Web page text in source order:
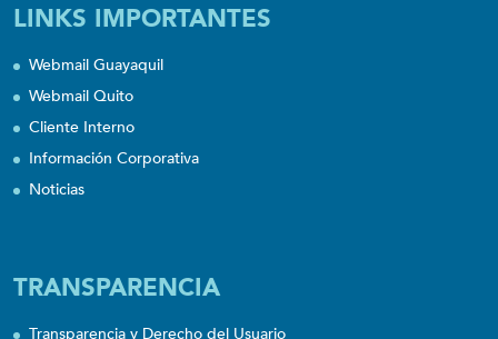
LINKS IMPORTANTES
Webmail Guayaquil
Webmail Quito
Cliente Interno
Información Corporativa
Noticias
TRANSPARENCIA
Transparencia y Derecho del Usuario